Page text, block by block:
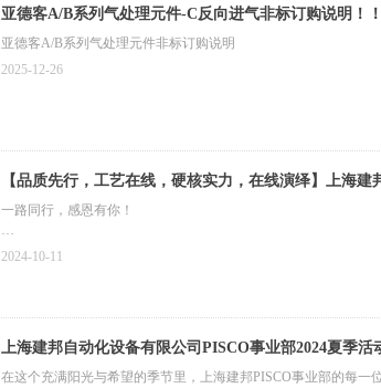
亚德客A/B系列气处理元件-C反向进气非标订购说明！！
亚德客A/B系列气处理元件非标订购说明
2025-12-26
【品质先行，工艺在线，硬核实力，在线演绎】上海
一路同行，感恩有你！
【2024慕尼黑上海电子生产设备展】本周已经圆满结束。
2024-10-11
上海建邦自动化设备有限公司PISCO事业部2024夏季活
在这个充满阳光与希望的季节里，上海建邦PISCO事业部的每